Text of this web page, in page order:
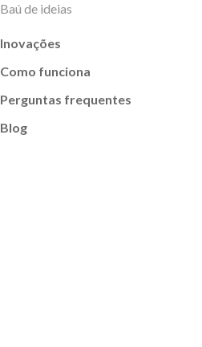
Baú de ideias
Inovações
Como funciona
Perguntas frequentes
Blog